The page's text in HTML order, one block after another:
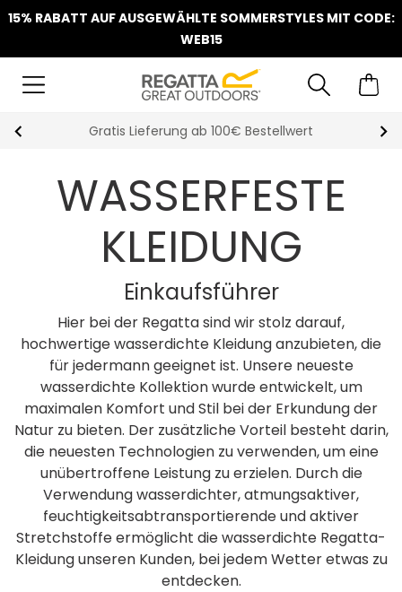
15% RABATT AUF AUSGEWÄHLTE SOMMERSTYLES MIT CODE:
WEB15
Klarna Sofortüberweisung & Rechnung verfügbar
WASSERFESTE
KLEIDUNG
Einkaufsführer
Hier bei der Regatta sind wir stolz darauf,
hochwertige wasserdichte Kleidung anzubieten, die
für jedermann geeignet ist. Unsere neueste
wasserdichte Kollektion wurde entwickelt, um
maximalen Komfort und Stil bei der Erkundung der
Natur zu bieten. Der zusätzliche Vorteil besteht darin,
die neuesten Technologien zu verwenden, um eine
unübertroffene Leistung zu erzielen. Durch die
Verwendung wasserdichter, atmungsaktiver,
feuchtigkeitsabtransportierende und aktiver
Stretchstoffe ermöglicht die wasserdichte Regatta-
Kleidung unseren Kunden, bei jedem Wetter etwas zu
entdecken.